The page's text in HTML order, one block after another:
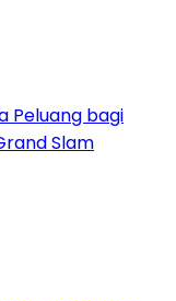
Peluang bagi
Slam